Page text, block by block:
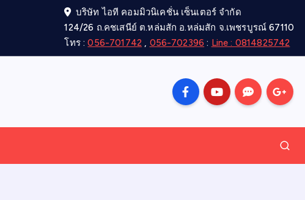
บริษัท ไอที คอมมิวนิเคชั่น เซ็นเตอร์ จำกัด
124/26 ถ.คชเสนีย์ ต.หล่มสัก อ.หล่มสัก จ.เพชรบูรณ์ 67110
โทร :056-701742 , 056-702396 : Line : 0814825742